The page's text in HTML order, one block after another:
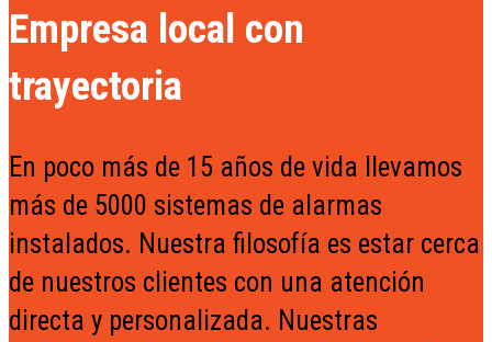
Empresa local con
trayectoria
En poco más de 15 años de vida llevamos
más de 5000 sistemas de alarmas
instalados. Nuestra filosofía es estar cerca
de nuestros clientes con una atención
directa y personalizada. Nuestras